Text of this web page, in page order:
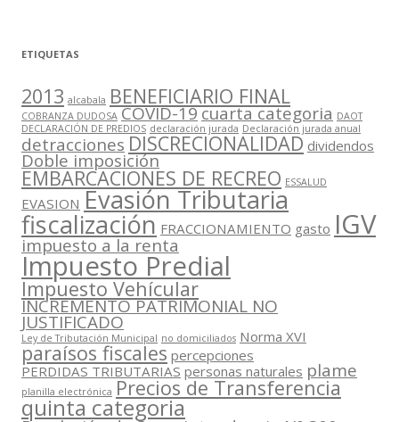
ETIQUETAS
2013 alcabala BENEFICIARIO FINAL
COBRANZA DUDOSA COVID-19cuarta categoria DAOT
DECLARACIÓN DE PREDIOS declaración jurada Declaración jurada anual
detracciones DISCRECIONALIDAD dividendos
Doble imposición
EMBARCACIONES DE RECREO ESSALUD
EVASION Evasión Tributaria
fiscalización FRACCIONAMIENTO gasto IGV
impuesto a la renta
Impuesto Predial
Impuesto Vehícular
INCREMENTO PATRIMONIAL NO
JUSTIFICADO
Ley de Tributación Municipal no domiciliados Norma XVI
paraísos fiscales percepciones
PERDIDAS TRIBUTARIAS personas naturales plame
planilla electrónica Precios de Transferencia
quinta categoria